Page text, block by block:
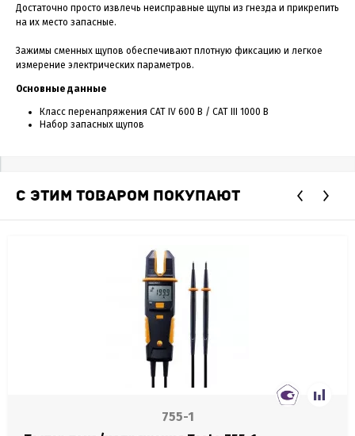
Достаточно просто извлечь неисправные щупы из гнезда и прикрепить
на их место запасные.
Зажимы сменных щупов обеспечивают плотную фиксацию и легкое
измерение электрических параметров.
Основные данные
Класс перенапряжения CAT IV 600 В / CAT III 1000 В
Набор запасных щупов
С ЭТИМ ТОВАРОМ ПОКУПАЮТ
755-1